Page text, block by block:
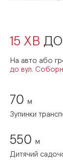
15 ХВ ДО
На авто або
до вул.
70 м
Зупинки
550 м
Дитячий